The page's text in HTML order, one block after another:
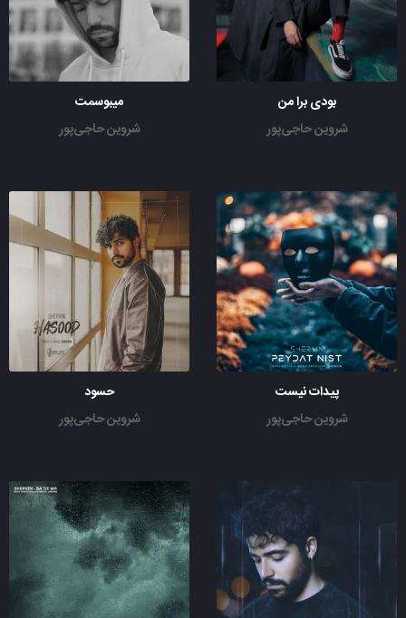
بودی برا من
شروین حاجی‌پور
میبوسمت
شروین حاجی‌پور
پیدات نیست
شروین حاجی‌پور
حسود
شروین حاجی‌پور